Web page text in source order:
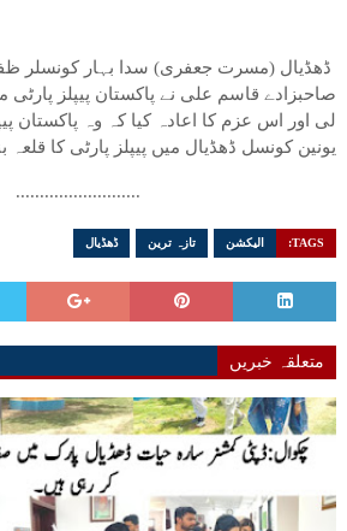
ڈھڈیال (مسرت جعفری) سدا بہار کونسلر
صاحبزادے قاسم علی نے پاکستان پیپلز پارٹی
لی اور اس عزم کا اعادہ کیا کہ وہ پاکستان
یونین کونسل ڈھڈیال میں پیپلز پارٹی کا قلعہ
..........................
TAGS: الیکشن تازہ ترین ڈھڈیال
متعلقہ خبریں